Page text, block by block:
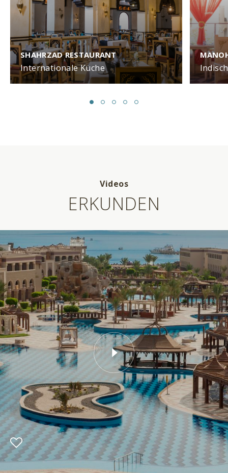
SHAHRZAD RESTAURANT
Internationale Küche
Videos
ERKUNDEN